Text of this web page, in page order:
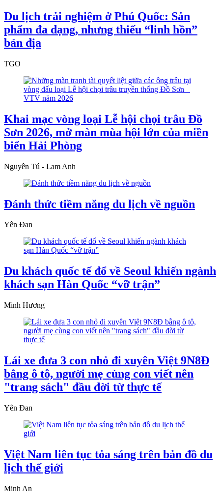
Du lịch trải nghiệm ở Phú Quốc: Sản
phẩm đa dạng, nhưng thiếu “linh hồn”
bản địa
TGO
Khai mạc vòng loại Lễ hội chọi trâu Đồ
Sơn 2026, mở màn mùa hội lớn của miền
biển Hải Phòng
Nguyên Tú - Lam Anh
Đánh thức tiềm năng du lịch về nguồn
Yên Đan
Du khách quốc tế đổ về Seoul khiến ngành
khách sạn Hàn Quốc “vỡ trận”
Minh Hương
Lái xe đưa 3 con nhỏ đi xuyên Việt 9N8Đ
bằng ô tô, người mẹ cùng con viết nên
"trang sách" đầu đời từ thực tế
Yên Đan
Việt Nam liên tục tỏa sáng trên bản đồ du
lịch thế giới
Minh An